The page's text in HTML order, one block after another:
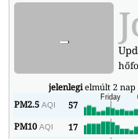
-
jelenlegielmúlt 2 nap
PM2.5AQI 57
PM10AQI 17